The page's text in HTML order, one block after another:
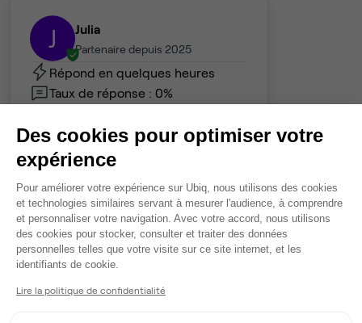
J Julia
Partenaire depuis 2025
Répond en quelques heures
Taux de réponse : 0%
Contacter
Des cookies pour optimiser votre
expérience
Plateforme de Gestion du
Pour améliorer votre expérience sur Ubiq, nous utilisons des cookies
et technologies similaires servant à mesurer l'audience, à comprendre
et personnaliser votre navigation. Avec votre accord, nous utilisons
des cookies pour stocker, consulter et traiter des données
personnelles telles que votre visite sur ce site internet, et les
identifiants de cookie.
Lire la politique de confidentialité